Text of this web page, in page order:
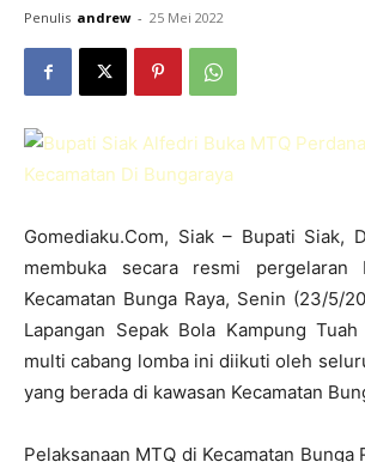
Penulis andrew - 25 Mei 2022
Gomediaku.Com, Siak – Bupati Siak,
membuka secara resmi pergelaran
Kecamatan Bunga Raya, Senin (23/5/
Lapangan Sepak Bola Kampung Tuah
multi cabang lomba ini diikuti oleh
yang berada di kawasan Kecamatan
Pelaksanaan MTQ di Kecamatan Bunga